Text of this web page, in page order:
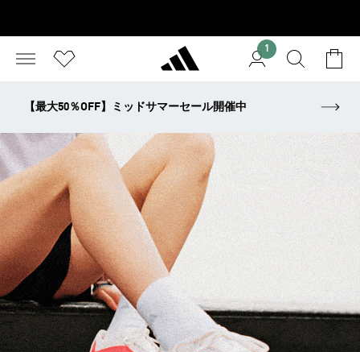
1
【最大50％OFF】ミッドサマーセール開催中